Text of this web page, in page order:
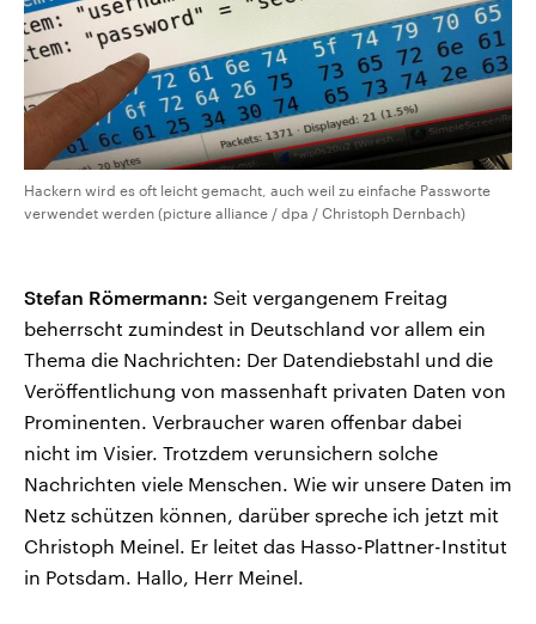
Hackern wird es oft leicht gemacht, auch weil zu einfache Passworte
verwendet werden (picture alliance / dpa / Christoph Dernbach)
Stefan Römermann: Seit vergangenem Freitag
beherrscht zumindest in Deutschland vor allem ein
Thema die Nachrichten: Der Datendiebstahl und die
Veröffentlichung von massenhaft privaten Daten von
Prominenten. Verbraucher waren offenbar dabei
nicht im Visier. Trotzdem verunsichern solche
Nachrichten viele Menschen. Wie wir unsere Daten im
Netz schützen können, darüber spreche ich jetzt mit
Christoph Meinel. Er leitet das Hasso-Plattner-Institut
in Potsdam. Hallo, Herr Meinel.